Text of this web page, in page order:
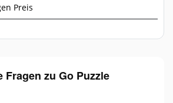
Preis
Fragen zu Go Puzzle